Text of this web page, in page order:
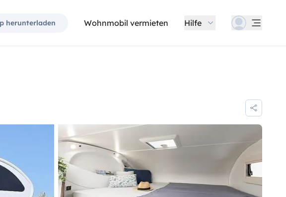
herunterladen Wohnmobil vermieten Hilfe